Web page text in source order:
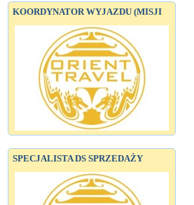
KOORDYNATOR WYJAZDU (MISJI
SPECJALISTA DS SPRZEDAŻY